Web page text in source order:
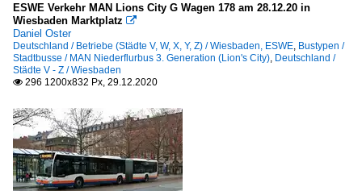
ESWE Verkehr MAN Lions City G Wagen 178 am 28.12.20 in
Wiesbaden Marktplatz 
Daniel Oster
Deutschland / Betriebe (Städte V, W, X, Y, Z) / Wiesbaden, ESWE, Bustypen /
Stadtbusse / MAN Niederflurbus 3. Generation (Lion's City), Deutschland /
Städte V - Z / Wiesbaden
 296 1200x832 Px, 29.12.2020